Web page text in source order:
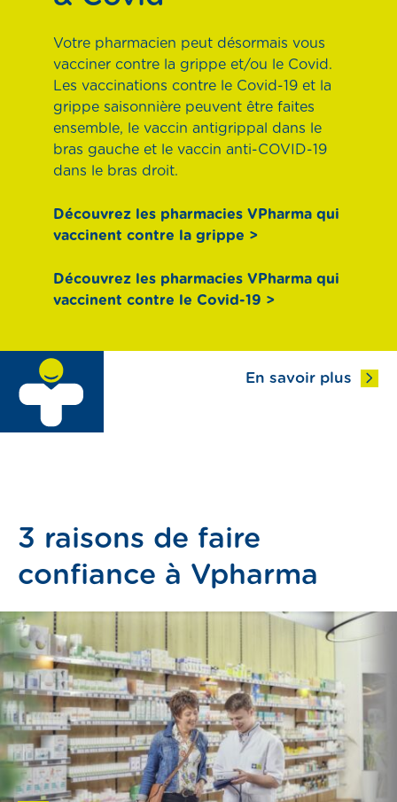
Votre pharmacien peut désormais vous
vacciner contre la grippe et/ou le Covid.
Les vaccinations contre le Covid-19 et la
grippe saisonnière peuvent être faites
ensemble, le vaccin antigrippal dans le
bras gauche et le vaccin anti-COVID-19
dans le bras droit.
Découvrez les pharmacies VPharma qui
vaccinent contre la grippe >
Découvrez les pharmacies VPharma qui
vaccinent contre le Covid-19 >
En savoir plus
3 raisons de faire
confiance à Vpharma